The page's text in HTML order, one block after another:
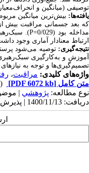
توصیفی (میانگین و انحراف‌معیار ) و
یافته‌ها:
که بعد جسمانی مراقبت بیش از
ارتباط معنادار آماری وجود
نتیجه‌گیری: توصیه می‌شود
آموزش و به‌کارگیری
تصمیم‌گیری‌ها و توجه به
واژه‌های کلیدی: مراقبت،
متن کامل [PDF 6072 kb] (۱۷۲۳ دریافت)
نوع مطالعه: پژوهشي |
دریافت: 1400/11/13 | پذیرش: 1401/4/1 | انتشار: 1401/4/10